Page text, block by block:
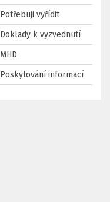
Potřebuji vyřídit
Doklady k vyzvednutí
MHD
Poskytování informací